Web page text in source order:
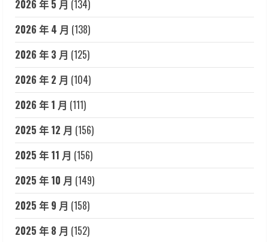
2026 年 5 月 (134)
2026 年 4 月 (138)
2026 年 3 月 (125)
2026 年 2 月 (104)
2026 年 1 月 (111)
2025 年 12 月 (156)
2025 年 11 月 (156)
2025 年 10 月 (149)
2025 年 9 月 (158)
2025 年 8 月 (152)